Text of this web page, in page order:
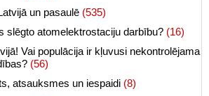
un pasaulē (535)
slēgto atomelektrostaciju darbību? (16)
Vai populācija ir kļuvusi nekontrolējama
(56)
atsauksmes un iespaidi (8)